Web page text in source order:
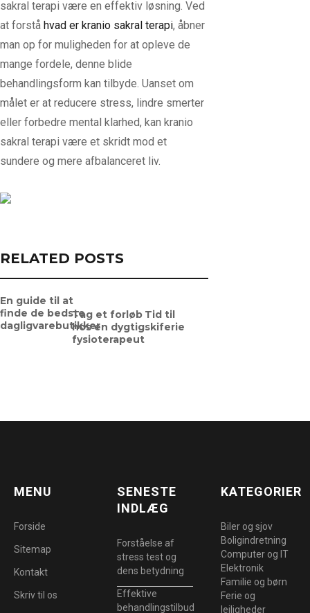
sakral terapi være en effektiv løsning. Ved
at forstå hvad er kranio sakral terapi, åbner
man op for muligheden for at opleve de
mange fordele, denne blide
behandlingsform kan tilbyde. Uanset om
målet er at reducere stress, lindre smerter
eller forbedre mental klarhed, kan kranio
sakral terapi være et skridt mod et
sundere og mere afbalanceret liv.
RELATED POSTS
En guide til at
finde de bedste
dagligvarebutikker
Tag et forløb
hos en dygtig
fysioterapeut
Tid til
skiferie
MENU
Forside
Sitemap
Kontakt
Skriv til os
SENESTE
INDLÆG
Forståelse af
stress test og
dens betydning
Effektive
behandlingstilbud
KATEGORIER
Biler og sjov
Boligindretning
Computer og IT
Elektronik
Familie og børn
Ferie og
lejligheder